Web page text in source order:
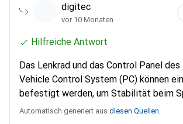
digitec
vor 10 Monaten
Hilfreiche Antwort
Das Lenkrad und das Control Panel des
Vehicle Control System (PC) können
befestigt werden, um Stabilität beim
gewährleisten. Allerdings gibt es keine
Automatisch generiert aus diesen Quellen.